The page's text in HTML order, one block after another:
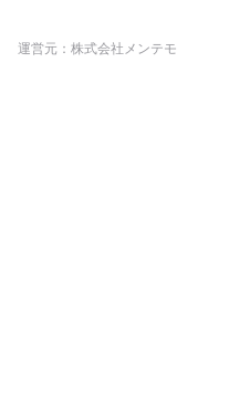
運営元：株式会社メンテモ